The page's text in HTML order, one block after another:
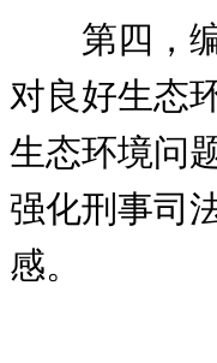
第四，
对良好生态
生态环境问
强化刑事司
感。